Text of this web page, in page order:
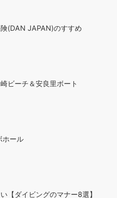
(DAN JAPAN)のすすめ
ビーチ＆安良里ボート
ホール
【ダイビングのマナー8選】